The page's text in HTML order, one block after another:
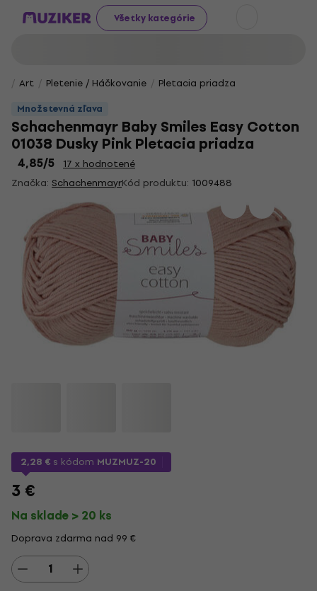
Všetky kategórie
Art Pletenie / Háčkovanie
Pletacia priadza
Množstevná zľava
Schachenmayr Baby Smiles Easy Cotton
01038 Dusky Pink Pletacia priadza
4,85/5
17 x hodnotené
Značka: SchachenmayrKód produktu: 1009488
2,28 € s kódom MUZMUZ-20
3 €
Na sklade > 20 ks
Doprava zdarma nad 99 €